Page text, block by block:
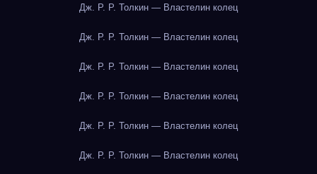
Дж. Р. Р. Толкин — Властелин колец
Дж. Р. Р. Толкин — Властелин колец
Дж. Р. Р. Толкин — Властелин колец
Дж. Р. Р. Толкин — Властелин колец
Дж. Р. Р. Толкин — Властелин колец
Дж. Р. Р. Толкин — Властелин колец